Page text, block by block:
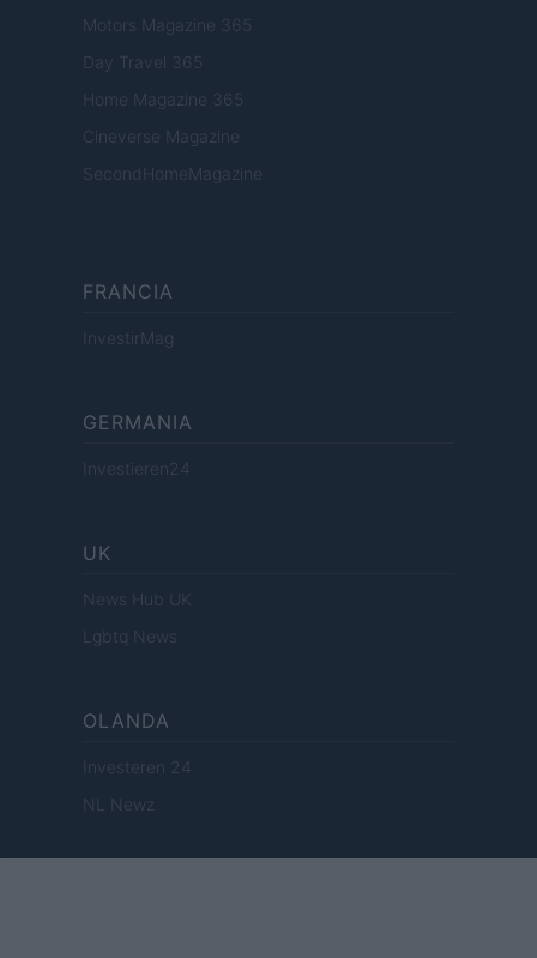
Motors Magazine 365
Day Travel 365
Home Magazine 365
Cineverse Magazine
SecondHomeMagazine
FRANCIA
InvestirMag
GERMANIA
Investieren24
UK
News Hub UK
Lgbtq News
OLANDA
Investeren 24
NL Newz